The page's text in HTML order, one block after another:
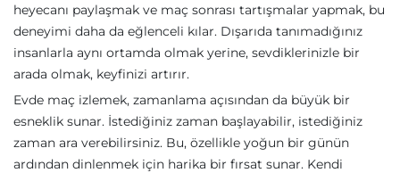
heyecanı paylaşmak ve maç sonrası tartışmalar yapmak, bu
deneyimi daha da eğlenceli kılar. Dışarıda tanımadığınız
insanlarla aynı ortamda olmak yerine, sevdiklerinizle bir
arada olmak, keyfinizi artırır.
Evde maç izlemek, zamanlama açısından da büyük bir
esneklik sunar. İstediğiniz zaman başlayabilir, istediğiniz
zaman ara verebilirsiniz. Bu, özellikle yoğun bir günün
ardından dinlenmek için harika bir fırsat sunar. Kendi